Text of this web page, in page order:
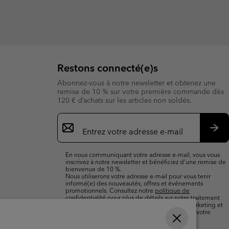
Restons connecté(e)s
Abonnez-vous à notre newsletter et obtenez une
remise de 10 % sur votre première commande dès
120 € d’achats sur les articles non soldés.
Inscription
par
e-
En nous communiquant votre adresse e-mail, vous vous
inscrivez à notre newsletter et bénéficiez d’une remise de
bienvenue de 10 %.
Nous utiliserons votre adresse e-mail pour vous tenir
informé(e) des nouveautés, offres et événements
promotionnels. Consultez notre politique de
confidentialitépour plus de détails sur notre traitement
des données vous concernant à des fins de marketing et
sur les moyens dont vous disposez pour retirer votre